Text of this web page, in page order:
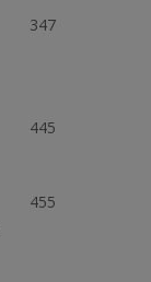
347
445
455